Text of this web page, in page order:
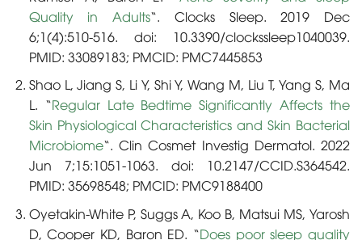
Quality in Adults“. Clocks Sleep. 2019 Dec
6;1(4):510-516. doi: 10.3390/clockssleep1040039.
PMID: 33089183; PMCID: PMC7445853
Shao L, Jiang S, Li Y, Shi Y, Wang M, Liu T, Yang S, Ma
L. “Regular Late Bedtime Significantly Affects the
Skin Physiological Characteristics and Skin Bacterial
Microbiome“. Clin Cosmet Investig Dermatol. 2022
Jun 7;15:1051-1063. doi: 10.2147/CCID.S364542.
PMID: 35698548; PMCID: PMC9188400
Oyetakin-White P, Suggs A, Koo B, Matsui MS, Yarosh
D, Cooper KD, Baron ED. “Does poor sleep quality